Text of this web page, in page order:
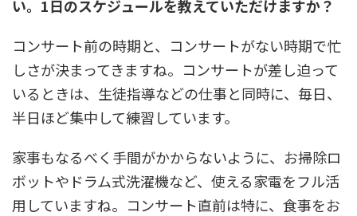
い。1日のスケジュールを教えていただけますか？
コンサート前の時期と、コンサートがない時期で忙
しさが決まってきますね。コンサートが差し迫って
いるときは、生徒指導などの仕事と同時に、毎日、
半日ほど集中して練習しています。
家事もなるべく手間がかからないように、お掃除ロ
ボットやドラム式洗濯機など、使える家電をフル活
用していますね。コンサート直前は特に、食事をお